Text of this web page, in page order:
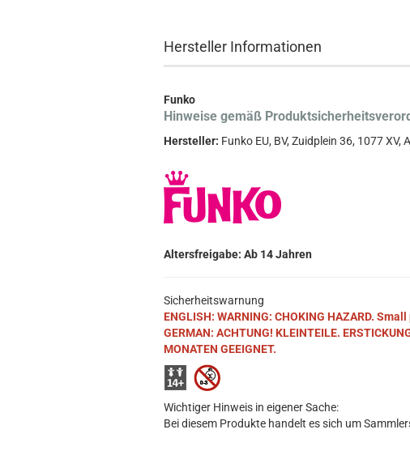
Hersteller Informationen
Funko
Hinweise gemäß
Hersteller: Funko EU, BV, Zuidplein 36, 1077
Altersfreigabe: Ab 14 Jahren
Sicherheitswarnung
ENGLISH: WARNING: CHOKING HAZARD.
GERMAN: ACHTUNG! KLEINTEILE.
MONATEN GEEIGNET.
Wichtiger Hinweis in eigener Sache:
Bei diesem Produkte handelt es sich um